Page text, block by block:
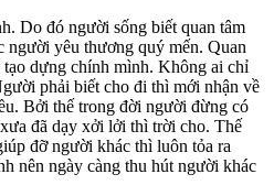
Do đó người sống biết quan tâm
người yêu thương quý mến. Quan
dựng chính mình. Không ai chỉ
phải biết cho đi thì mới nhận về
Bởi thế trong đời người đừng có
đã dạy xởi lởi thì trời cho. Thế
đỡ người khác thì luôn tỏa ra
nên ngày càng thu hút người khác